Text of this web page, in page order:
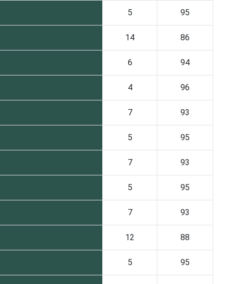
5 95
14 86
6 94
4 96
7 93
5 95
7 93
5 95
7 93
12 88
5 95